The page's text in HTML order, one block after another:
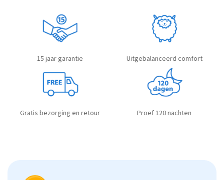
15 jaar garantie Uitgebalanceerd comfort
Gratis bezorging en retour Proef 120 nachten